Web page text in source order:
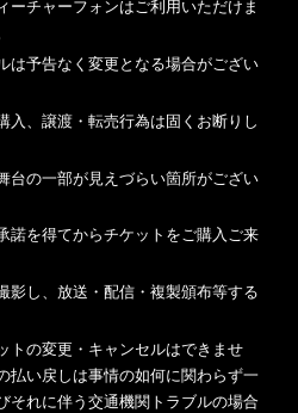
ーチャーフォンはご利用いただけま
は予告なく変更となる場合がござい
入、譲渡・転売行為は固くお断りし
台の一部が見えづらい箇所がござい
諾を得てからチケットをご購入ご来
影し、放送・配信・複製頒布等する
トの変更・キャンセルはできませ
払い戻しは事情の如何に関わらず一
それに伴う交通機関トラブルの場合